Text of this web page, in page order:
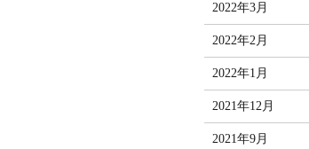
2022年3月
2022年2月
2022年1月
2021年12月
2021年9月